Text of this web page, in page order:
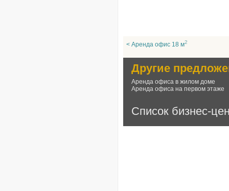
< Аренда офис 18 м2
Другие
Аренда офиса в жилом доме
Аренда офиса на первом этаже
Список бизнес-